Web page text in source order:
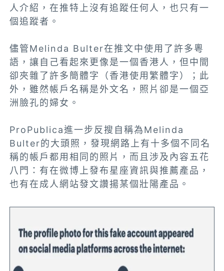
人介紹，在推特上沒有追蹤任何人，也只有一
個追蹤者。
儘管Melinda Bulter在推文中使用了許多粵
語，讓自己看起來更像是一個香港人，但中間
卻夾雜了許多簡體字（香港使用繁體字）；此
外，雖然帳戶名稱是外文名，照片卻是一個亞
洲臉孔的婦女。
ProPublica進一步反搜自稱為Melinda
Bulter的大頭照，發現網路上有十多個不同名
稱的帳戶都用相同的照片，而且涉及內容五花
八門：有在微博上發布星座資訊與推薦產品，
也有在成人網站發文讚揚某個壯陽產品。